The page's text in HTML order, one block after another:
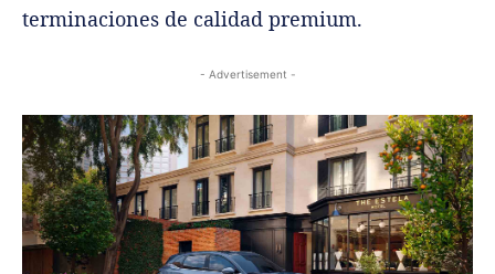
terminaciones de calidad premium.
- Advertisement -